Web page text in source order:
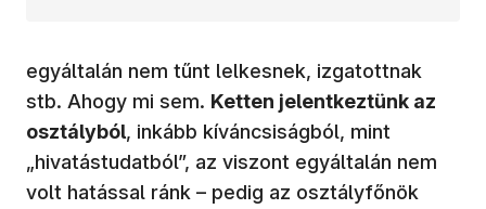
egyáltalán nem tűnt lelkesnek, izgatottnak
stb. Ahogy mi sem. Ketten jelentkeztünk az
osztályból, inkább kíváncsiságból, mint
„hivatástudatból”, az viszont egyáltalán nem
volt hatással ránk – pedig az osztályfőnök